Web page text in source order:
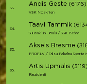
33.
Andis Geste (6176)
VSK Noskrien
34.
Taavi Tammik
Suusaklubi Jõulu / SSK Bebra
35.
Aksels Bresme
PROF.LV / Talsu Pakalnu Sporta
36.
Artis Upmalis (5119)
Rezidenti